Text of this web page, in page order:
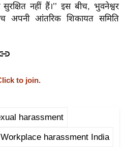
नहीं हैं।’’ इस बीच, भुवनेश्वर
अपनी आंतरिक शिकायत समिति
to join.
harassment
Workplace harassment India